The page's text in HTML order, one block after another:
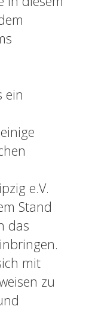
ein
e.V.
Stand
das
mit
zu